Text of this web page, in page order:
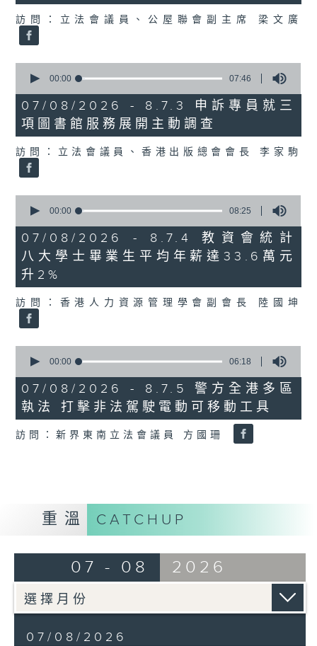
訪問：立法會議員、公屋聯會副主席 梁文廣
seconds
7
minutes,
46
seconds
00:00 07:46
07/08/2026 - 8.7.3 申訴專員就三
項圖書館服務展開主動調查
訪問：立法會議員、香港出版總會會長 李家駒
seconds
8
minutes,
25
seconds
00:00 08:25
07/08/2026 - 8.7.4 教資會統計
八大學士畢業生平均年薪達33.6萬元
升2%
訪問：香港人力資源管理學會副會長 陸國坤
seconds
6
minutes,
18
seconds
00:00 06:18
07/08/2026 - 8.7.5 警方全港多區
執法 打擊非法駕駛電動可移動工具
訪問：新界東南立法會議員 方國珊
重溫 CATCHUP
07 - 08 2026
07/08/2026